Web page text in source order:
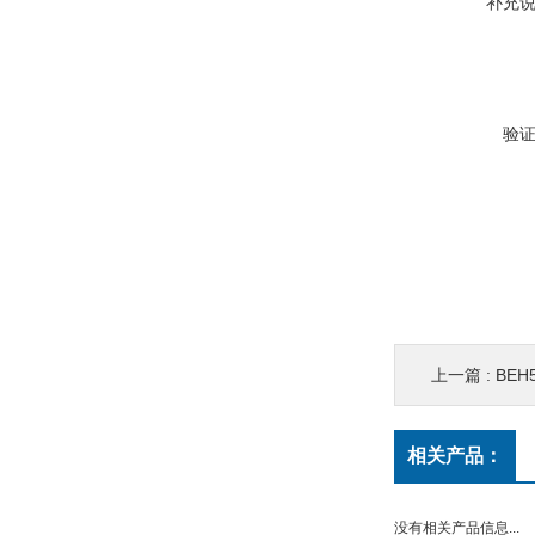
验
上一篇 :
相关产品：
没有相关产品信息...